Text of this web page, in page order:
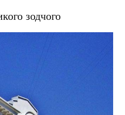
зодчого